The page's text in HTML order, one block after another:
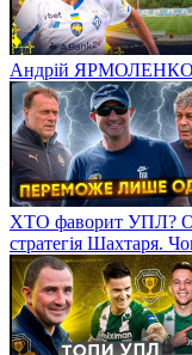
Андрій
ХТО фаворит УПЛ?
стратегія Шахтаря.